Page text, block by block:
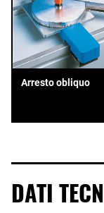
Arresto obliquo
DATI